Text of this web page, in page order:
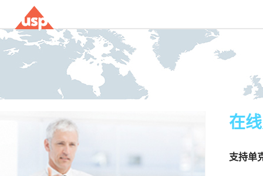
在
支持单